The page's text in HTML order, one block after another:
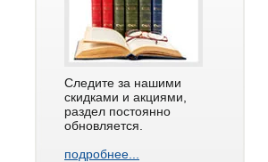
Следите за нашими
скидками и акциями,
раздел постоянно
обновляется.
подробнее...